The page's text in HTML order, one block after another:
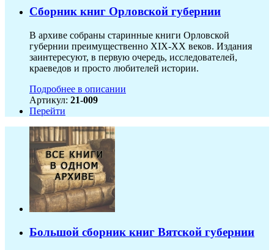
Сборник книг Орловской губернии
В архиве собраны старинные книги Орловской
губернии преимущественно XIX-ХХ веков. Издания
заинтересуют, в первую очередь, исследователей,
краеведов и просто любителей истории.
Подробнее в описании
Артикул: 21-009
Перейти
Большой сборник книг Вятской губернии